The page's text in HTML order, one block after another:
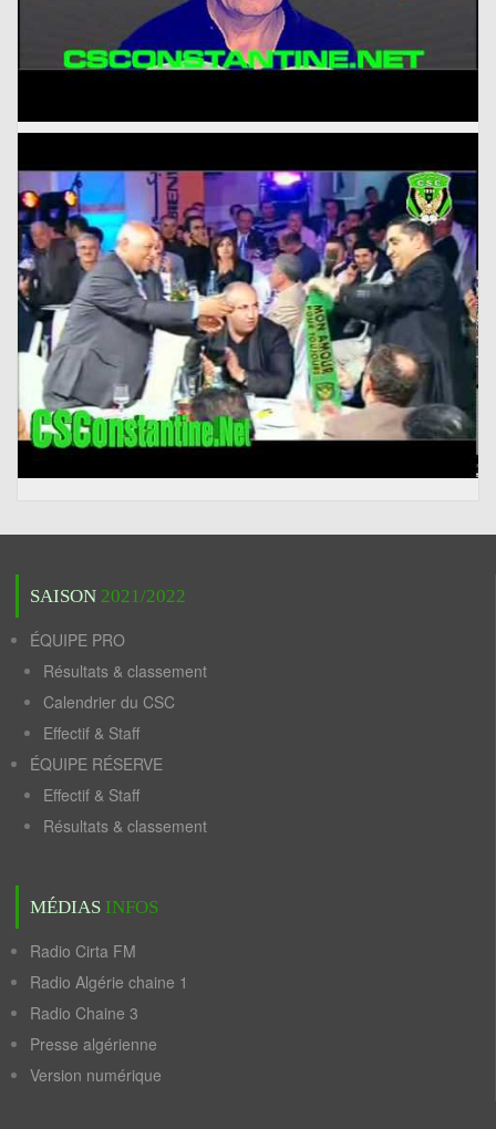
SAISON 2021/2022
ÉQUIPE PRO
Résultats & classement
Calendrier du CSC
Effectif & Staff
ÉQUIPE RÉSERVE
Effectif & Staff
Résultats & classement
MÉDIAS INFOS
Radio Cirta FM
Radio Algérie chaine 1
Radio Chaine 3
Presse algérienne
Version numérique